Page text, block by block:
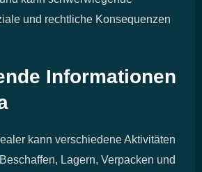
und rechtliche Konsequenzen
Informationen
kann verschiedene Aktivitäten
Lagern, Verpacken und